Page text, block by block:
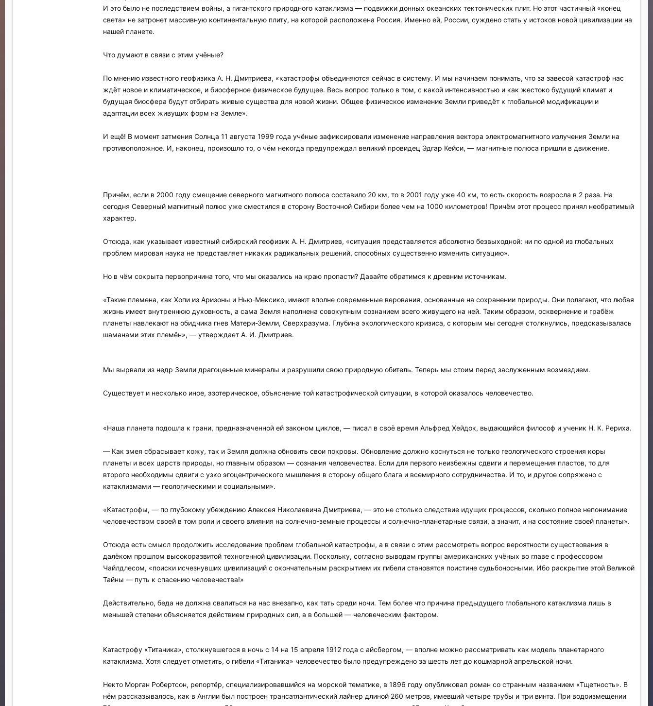
И это было не последствием войны, а гигантского природного катаклизма — подвижки донных океанских тектонических плит. Но этот частичный «конец
света» не затронет массивную континентальную плиту, на которой расположена Россия. Именно ей, России, суждено стать у истоков новой цивилизации на
нашей планете.
Что думают в связи с этим учёные?
По мнению известного геофизика А. Н. Дмитриева, «катастрофы объединяются сейчас в систему. И мы начинаем понимать, что за завесой катастроф нас
ждёт новое и климатическое, и биосферное физическое будущее. Весь вопрос только в том, с какой интенсивностью и как жестоко будущий климат и
будущая биосфера будут отбирать живые существа для новой жизни. Общее физическое изменение Земли приведёт к глобальной модификации и
адаптации всех живущих форм на Земле».
И ещё! В момент затмения Солнца 11 августа 1999 года учёные зафиксировали изменение направления вектора электромагнитного излучения Земли на
противоположное. И, наконец, произошло то, о чём некогда предупреждал великий провидец Эдгар Кейси, — магнитные полюса пришли в движение.
Причём, если в 2000 году смещение северного магнитного полюса составило 20 км, то в 2001 году уже 40 км, то есть скорость возросла в 2 раза. На
сегодня Северный магнитный полюс уже сместился в сторону Восточной Сибири более чем на 1000 километров! Причём этот процесс принял необратимый
характер.
Отсюда, как указывает известный сибирский геофизик А. Н. Дмитриев, «ситуация представляется абсолютно безвыходной: ни по одной из глобальных
проблем мировая наука не представляет никаких радикальных решений, способных существенно изменить ситуацию».
Но в чём сокрыта первопричина того, что мы оказались на краю пропасти? Давайте обратимся к древним источникам.
«Такие племена, как Хопи из Аризоны и Нью-Мексико, имеют вполне современные верования, основанные на сохранении природы. Они полагают, что любая
жизнь имеет внутреннюю духовность, а сама Земля наполнена совокупным сознанием всего живущего на ней. Таким образом, осквернение и грабёж
планеты навлекают на обидчика гнев Матери-Земли, Сверхразума. Глубина экологического кризиса, с которым мы сегодня столкнулись, предсказывалась
шаманами этих племён», — утверждает А. И. Дмитриев.
Мы вырвали из недр Земли драгоценные минералы и разрушили свою природную обитель. Теперь мы стоим перед заслуженным возмездием.
Существует и несколько иное, эзотерическое, объяснение той катастрофической ситуации, в которой оказалось человечество.
«Наша планета подошла к грани, предназначенной ей законом циклов, — писал в своё время Альфред Хейдок, выдающийся философ и ученик Н. К. Рериха.
— Как змея сбрасывает кожу, так и Земля должна обновить свои покровы. Обновление должно коснуться не только геологического строения коры
планеты и всех царств природы, но главным образом — сознания человечества. Если для первого неизбежны сдвиги и перемещения пластов, то для
второго необходимы сдвиги с узко эгоцентрического мышления в сторону общего блага и всемирного сотрудничества. И то, и другое сопряжено с
катаклизмами — геологическими и социальными».
«Катастрофы, — по глубокому убеждению Алексея Николаевича Дмитриева, — это не столько следствие идущих процессов, сколько полное непонимание
человечеством своей в том роли и своего влияния на солнечно-земные процессы и солнечно-планетарные связи, а значит, и на состояние своей планеты».
Отсюда есть смысл продолжить исследование проблем глобальной катастрофы, а в связи с этим рассмотреть вопрос вероятности существования в
далёком прошлом высокоразвитой техногенной цивилизации. Поскольку, согласно выводам группы американских учёных во главе с профессором
Чайлдлесом, «поиски исчезнувших цивилизаций с окончательным раскрытием их гибели становятся поистине судьбоносными. Ибо раскрытие этой Великой
Тайны — путь к спасению человечества!»
Действительно, беда не должна свалиться на нас внезапно, как тать среди ночи. Тем более что причина предыдущего глобального катаклизма лишь в
меньшей степени объясняется действием природных сил, а в большей — человеческим фактором.
Катастрофу «Титаника», столкнувшегося в ночь с 14 на 15 апреля 1912 года с айсбергом, — вполне можно рассматривать как модель планетарного
катаклизма. Хотя следует отметить, о гибели «Титаника» человечество было предупреждено за шесть лет до кошмарной апрельской ночи.
Некто Морган Робертсон, репортёр, специализировавшийся на морской тематике, в 1896 году опубликовал роман со странным названием «Тщетность». В
нём рассказывалось, как в Англии был построен трансатлантический лайнер длиной 260 метров, имевший четыре трубы и три винта. При водоизмещении